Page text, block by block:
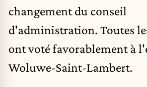
changement du conseil
d'administration. Toutes
ont voté favorablement à
Woluwe-Saint-Lambert.